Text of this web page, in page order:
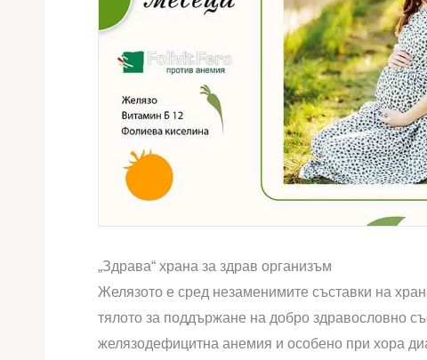
„Здрава“ храна за здрав организъм
Желязото е сред незаменимите съставки на
тялото за поддържане на добро здравословно
желязодефицитна анемия и особено при хора